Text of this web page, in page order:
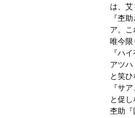
は、艾
『杢
ア。
唯今
『ハ
アツハ
と笑
『サ
と促
杢助『